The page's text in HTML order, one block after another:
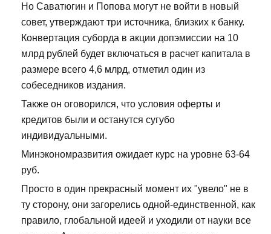
Но Саватюгин и Попова могут не войти в новый
совет, утверждают три источника, близких к банку.
Конвертация суборда в акции допэмиссии на 10
млрд рублей будет включаться в расчет капитала в
размере всего 4,6 млрд, отметил один из
собеседников издания.
Также он оговорился, что условия оферты и
кредитов были и останутся сугубо
индивидуальными.
Минэкономразвития ожидает курс на уровне 63-64
руб.
Просто в один прекрасный момент их "увело" не в
ту сторону, они загорелись одной-единственной, как
правило, глобальной идеей и уходили от науки все